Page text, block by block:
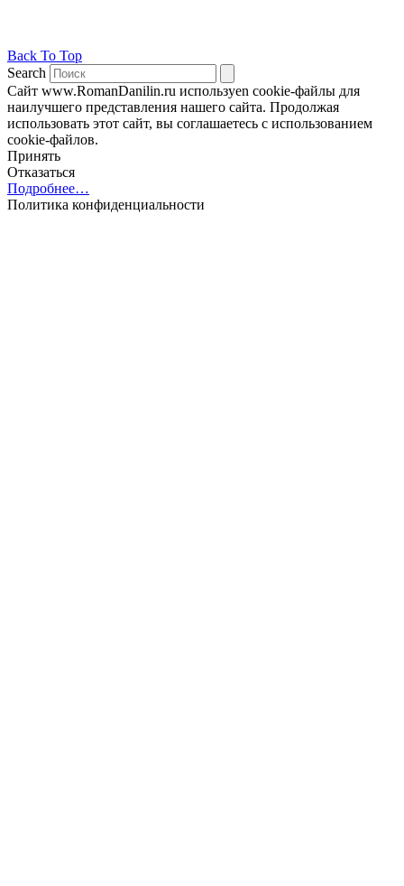
Back To Top
Search
Сайт www.RomanDanilin.ru используеn cookie-файлы для
наилучшего представления нашего сайта. Продолжая
использовать этот сайт, вы соглашаетесь с использованием
cookie-файлов.
Принять
Отказаться
Подробнее…
Политика конфиденциальности